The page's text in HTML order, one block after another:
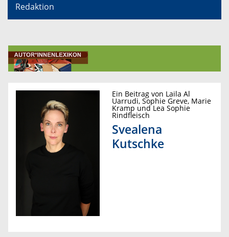
Redaktion
Ein Beitrag von Laila Al
Uarrudi, Sophie Greve, Marie
Kramp und Lea Sophie
Rindfleisch
Svealena
Kutschke